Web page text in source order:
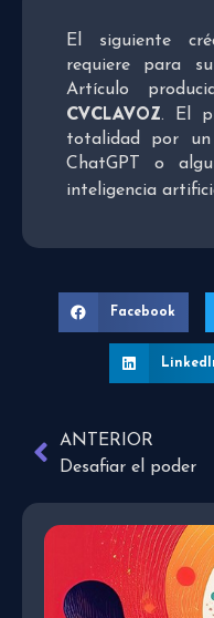
El siguiente
requiere para
Artículo
CVCLAVOZ. El
totalidad por
ChatGPT o
inteligencia
Facebook
ANTERIOR
Desafiar el poder